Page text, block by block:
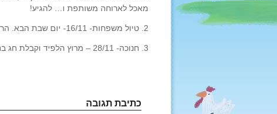
מאכל לארוחה משותפת ו… להגיע!
2. טיול משפחות- 16/11- יום שבת הבא. הרשמה על לוח המודעות ובמייל.
3. חנוכה- 28/11 – מרוץ הלפיד וקבלת חג בחד"א. פרטים בהמשך.
כתיבת תגובה